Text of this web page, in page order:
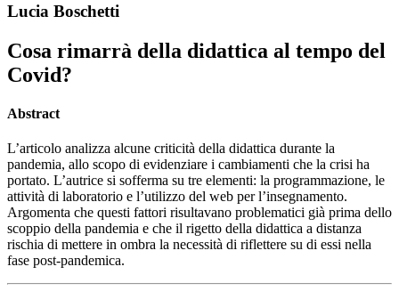
Lucia Boschetti
Cosa rimarrà della didattica al tempo del
Covid?
Abstract
L’articolo analizza alcune criticità della didattica durante la
pandemia, allo scopo di evidenziare i cambiamenti che la crisi ha
portato. L’autrice si sofferma su tre elementi: la programmazione, le
attività di laboratorio e l’utilizzo del web per l’insegnamento.
Argomenta che questi fattori risultavano problematici già prima dello
scoppio della pandemia e che il rigetto della didattica a distanza
rischia di mettere in ombra la necessità di riflettere su di essi nella
fase post-pandemica.